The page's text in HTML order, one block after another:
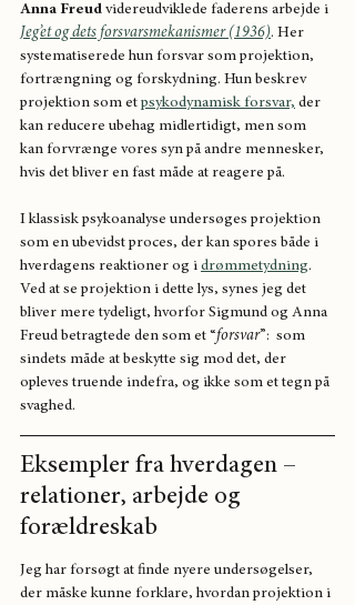
Anna Freud videreudviklede faderens arbejde i
Jeg’et og dets forsvarsmekanismer (1936). Her
systematiserede hun forsvar som projektion,
fortrængning og forskydning. Hun beskrev
projektion som et psykodynamisk forsvar, der
kan reducere ubehag midlertidigt, men som
kan forvrænge vores syn på andre mennesker,
hvis det bliver en fast måde at reagere på.
I klassisk psykoanalyse undersøges projektion
som en ubevidst proces, der kan spores både i
hverdagens reaktioner og i drømmetydning.
Ved at se projektion i dette lys, synes jeg det
bliver mere tydeligt, hvorfor Sigmund og Anna
Freud betragtede den som et “forsvar”:  som
sindets måde at beskytte sig mod det, der
opleves truende indefra, og ikke som et tegn på
svaghed.
Eksempler fra hverdagen –
relationer, arbejde og
forældreskab
Jeg har forsøgt at finde nyere undersøgelser,
der måske kunne forklare, hvordan projektion i